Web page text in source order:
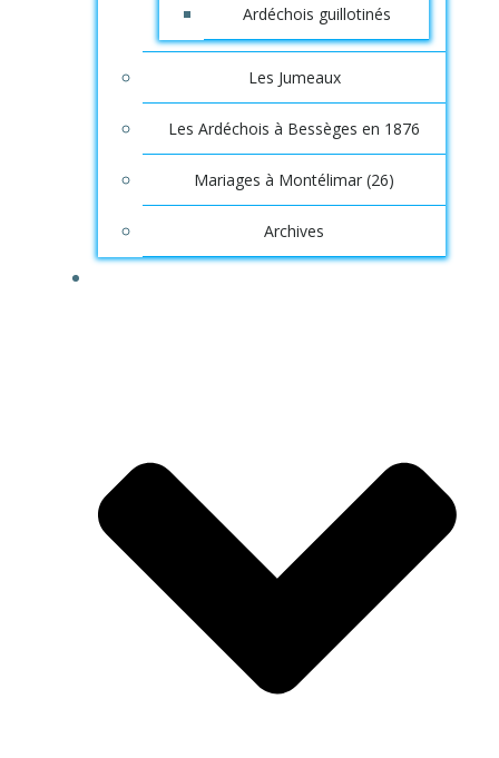
Ardéchois guillotinés
Les Jumeaux
Les Ardéchois à Bessèges en 1876
Mariages à Montélimar (26)
Archives